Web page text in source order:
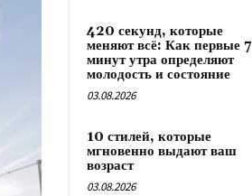
420 секунд, которые
меняют всё: Как первые 7
минут утра определяют
молодость и состояние
03.08.2026
10 стилей, которые
мгновенно выдают ваш
возраст
03.08.2026